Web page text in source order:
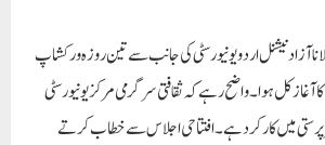
آزاد نیشنل اردو یونیورسٹی کی جانب سے تین روزہ ورکشاپ
کا آغاز کل ہوا۔ واضح رہے کہ ثقافتی سرگرمی مرکز یونیورسٹی
میں کارکرد ہے۔ افتتاحی اجلاس سے خطاب کرتے